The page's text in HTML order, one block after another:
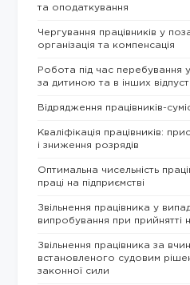
та оподаткування
Чергування працівників у
організація та компенсація
Робота під час перебування у
за дитиною та в інших
Відрядження працівників-
Кваліфікація працівників:
і зниження розрядів
Оптимальна чисельність
праці на підприємстві
Звільнення працівника у
випробування при прийнятті
Звільнення працівника за
встановленого судовим
законної сили